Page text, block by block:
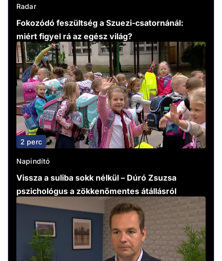
Radar
Fokozódó feszültség a Szuezi-csatornánál:
miért figyel rá az egész világ?
2 perc
Napindító
Vissza a suliba sokk nélkül – Dúró Zsuzsa
pszichológus a zökkenőmentes átállásról